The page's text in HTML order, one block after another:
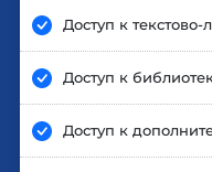
Доступ к
Доступ к
Доступ к